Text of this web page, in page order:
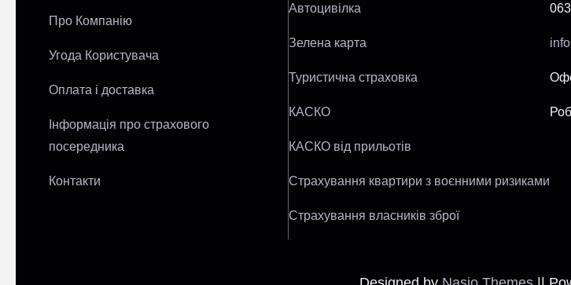
Про Компанію
Угода Користувача
Оплата і доставка
Інформація про страхового
посередника
Контакти
Автоцивілка
Зелена карта
Туристична страховка
КАСКО
КАСКО від прильотів
Страхування квартири з воєнними ризиками
Страхування власників зброї